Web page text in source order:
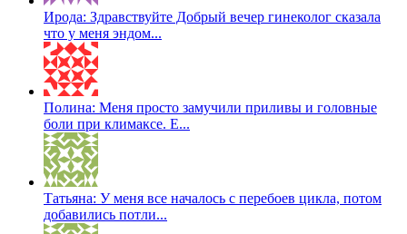
Ирода: Здравствуйте Добрый вечер гинеколог сказала
что у меня эндом...
Полина: Меня просто замучили приливы и головные
боли при климаксе. Е...
Татьяна: У меня все началось с перебоев цикла, потом
добавились потли...